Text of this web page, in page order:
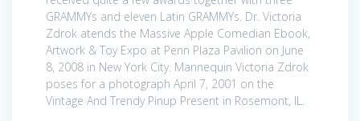
GRAMMYs and eleven Latin GRAMMYs. Dr. Victoria
Zdrok atends the Massive Apple Comedian Ebook,
Artwork & Toy Expo at Penn Plaza Pavilion on June
8, 2008 in New York City. Mannequin Victoria Zdrok
poses for a photograph April 7, 2001 on the
Vintage And Trendy Pinup Present in Rosemont, IL.